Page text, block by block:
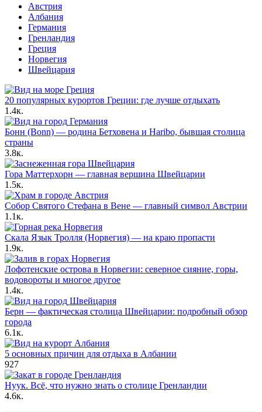
Австрия
Албания
Германия
Гренландия
Греция
Норвегия
Швейцария
Греция
20 популярных курортов Греции: где лучше отдыхать
1.4к.
Германия
Бонн (Bonn) — родина Бетховена и Haribo, бывшая столица
страны
3.8к.
Швейцария
Гора Маттерхорн — главная вершина Швейцарии
1.5к.
Австрия
Собор Святого Стефана в Вене — главный символ Австрии
1.1к.
Норвегия
Скала Язык Тролля (Норвегия) — на краю пропасти
1.9к.
Норвегия
Лофотенские острова в Норвегии: северное сияние, горы,
водовороты и многое другое
1.4к.
Швейцария
Берн — фактическая столица Швейцарии: подробный обзор
города
6.1к.
Албания
5 основных причин для отдыха в Албании
927
Гренландия
Нуук. Всё, что нужно знать о столице Гренландии
4.6к.